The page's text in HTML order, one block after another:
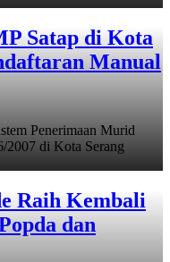
Satap di Kota
Manual
Penerimaan Murid
2007 di Kota Serang
Raih Kembali
dan